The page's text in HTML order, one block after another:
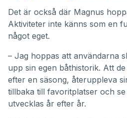
Det är också där Magnus
Aktiviteter inte känns som en
något eget.
– Jag hoppas att användarna
upp sin egen båthistorik. Att
efter en säsong, återuppleva
tillbaka till favoritplatser och
utvecklas år efter år.